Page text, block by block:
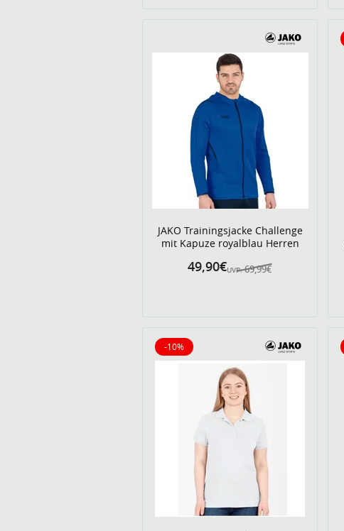
JAKO Trainingsjacke Challenge
mit Kapuze royalblau Herren
UVP: 69,99€
49,90€
-10%
10% reduziert